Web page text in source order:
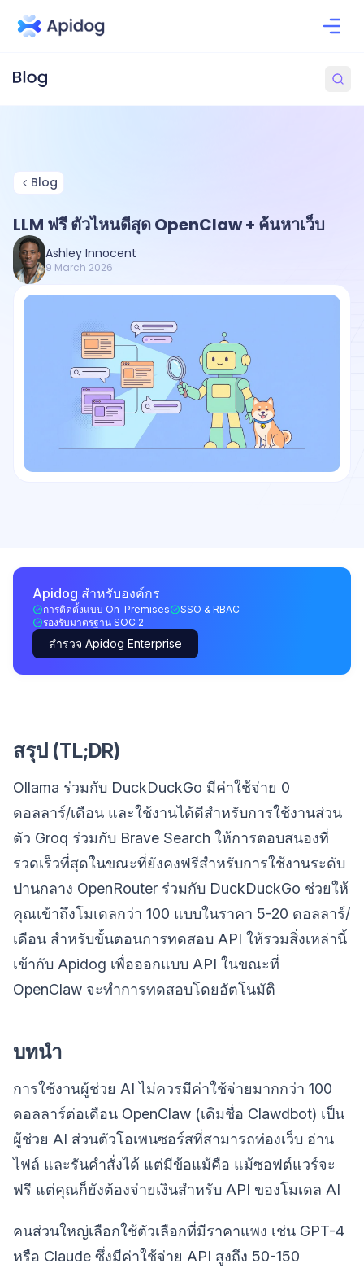
Blog
LLM ฟรี ตัวไหนดีสุด OpenClaw + ค้นหาเว็บ
Ashley Innocent
9 March 2026
Apidog สำหรับองค์กร
การติดตั้งแบบ On-Premises
SSO & RBAC
รองรับมาตรฐาน SOC 2
สำรวจ Apidog Enterprise
สรุป (TL;DR)
Ollama ร่วมกับ DuckDuckGo มีค่าใช้จ่าย 0
ดอลลาร์/เดือน และใช้งานได้ดีสำหรับการใช้งานส่วน
ตัว Groq ร่วมกับ Brave Search ให้การตอบสนองที่
รวดเร็วที่สุดในขณะที่ยังคงฟรีสำหรับการใช้งานระดับ
ปานกลาง OpenRouter ร่วมกับ DuckDuckGo ช่วยให้
คุณเข้าถึงโมเดลกว่า 100 แบบในราคา 5-20 ดอลลาร์/
เดือน สำหรับขั้นตอนการทดสอบ API ให้รวมสิ่งเหล่านี้
เข้ากับ Apidog เพื่อออกแบบ API ในขณะที่
OpenClaw จะทำการทดสอบโดยอัตโนมัติ
บทนำ
การใช้งานผู้ช่วย AI ไม่ควรมีค่าใช้จ่ายมากกว่า 100
ดอลลาร์ต่อเดือน OpenClaw (เดิมชื่อ Clawdbot) เป็น
ผู้ช่วย AI ส่วนตัวโอเพนซอร์สที่สามารถท่องเว็บ อ่าน
ไฟล์ และรันคำสั่งได้ แต่มีข้อแม้คือ แม้ซอฟต์แวร์จะ
ฟรี แต่คุณก็ยังต้องจ่ายเงินสำหรับ API ของโมเดล AI
คนส่วนใหญ่เลือกใช้ตัวเลือกที่มีราคาแพง เช่น GPT-4
หรือ Claude ซึ่งมีค่าใช้จ่าย API สูงถึง 50-150